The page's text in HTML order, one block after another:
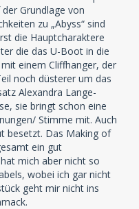
Grundlage von
zu „Abyss“ sind
die Hauptcharaktere
die das U-Boot in die
einem Cliffhanger, der
noch düsterer um das
Alexandra Lange-
sie bringt schon eine
Stimme mit. Auch
besetzt. Das Making of
ein gut
mich aber nicht so
wobei ich gar nicht
geht mir nicht ins